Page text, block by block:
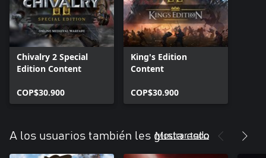
Chivalry 2 Special
Edition Content
COP$30.900
King's Edition
Content
COP$30.900
A los usuarios también les gusta esto
Mostrar todo